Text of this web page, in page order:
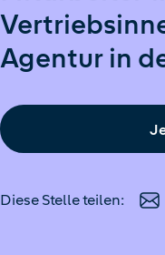
Agentur in
Diese Stelle teilen: